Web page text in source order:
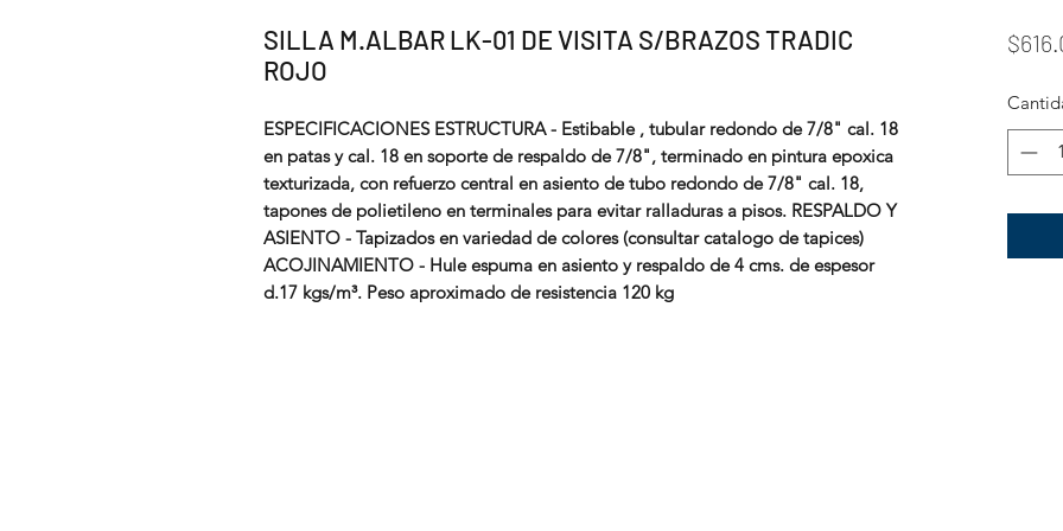
SILLA M.ALBAR LK-01 DE VISITA S/BRAZOS TRADIC
ROJO
ESPECIFICACIONES ESTRUCTURA - Estibable , tubular redondo de 7/8" cal. 18
en patas y cal. 18 en soporte de respaldo de 7/8", terminado en pintura epoxica
texturizada, con refuerzo central en asiento de tubo redondo de 7/8" cal. 18,
tapones de polietileno en terminales para evitar ralladuras a pisos. RESPALDO Y
ASIENTO - Tapizados en variedad de colores (consultar catalogo de tapices)
ACOJINAMIENTO - Hule espuma en asiento y respaldo de 4 cms. de espesor
d.17 kgs/m³. Peso aproximado de resistencia 120 kg